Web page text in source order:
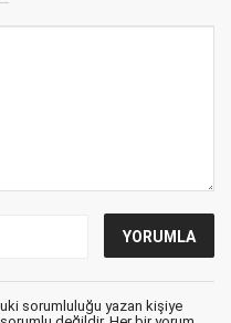
sorumluluğu yazan kişiye